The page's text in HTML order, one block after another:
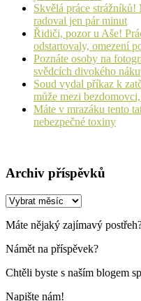
Skvělá práce strážníků!
radoval jen pár minut
Řidiči, pozor u Aše!
odstartovaly, omezení
Poznáte osoby na
svědcích divokého
Soud vydal příkaz k
může mezi
Máte v mrazáku tento
nebezpečné toxiny
Archiv příspěvků
Archiv
Máte nějaký zajímavý
Námět na příspěvek?
Chtěli byste s naším blogem
Napište nám!